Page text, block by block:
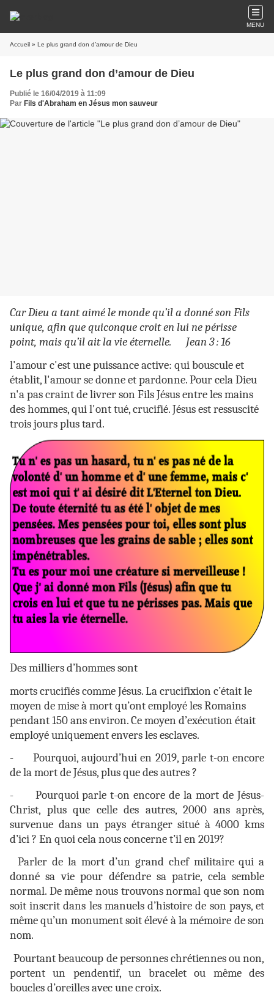
MENU
Accueil » Le plus grand don d’amour de Dieu
Le plus grand don d’amour de Dieu
Publié le 16/04/2019 à 11:09
Par Fils d'Abraham en Jésus mon sauveur
Car Dieu a tant aimé le monde qu’il a donné son Fils
unique, afin que quiconque croit en lui ne périsse
point, mais qu’il ait la vie éternelle. Jean 3 : 16
l'amour c'est une puissance active: qui bouscule et
établit, l'amour se donne et pardonne. Pour cela Dieu
n'a pas craint de livrer son Fils Jésus entre les mains
des hommes, qui l'ont tué, crucifié. Jésus est ressuscité
trois jours plus tard.
Des milliers d’hommes sont
morts crucifiés comme Jésus. La crucifixion c’était le
moyen de mise à mort qu’ont employé les Romains
pendant 150 ans environ. Ce moyen d’exécution était
employé uniquement envers les esclaves.
-
Pourquoi, aujourd’hui en 2019, parle t-on encore
de la mort de Jésus, plus que des autres ?
-
Pourquoi parle t-on encore de la mort de Jésus-
Christ, plus que celle des autres, 2000 ans après,
survenue dans un pays étranger situé à 4000 kms
d’ici ? En quoi cela nous concerne t’il en 2019?
Parler de la mort d’un grand chef militaire qui a
donné sa vie pour défendre sa patrie, cela semble
normal. De même nous trouvons normal que son nom
soit inscrit dans les manuels d’histoire de son pays, et
même qu’un monument soit élevé à la mémoire de son
nom.
Pourtant beaucoup de personnes chrétiennes ou non,
portent un pendentif, un bracelet ou même des
boucles d’oreilles avec une croix.